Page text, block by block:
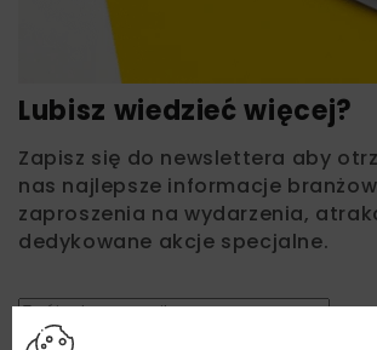
Lubisz wiedzieć więcej?
Zapisz się do newslettera aby
nas najlepsze informacje
zaproszenia na wydarzenia,
dedykowane akcje specjalne.